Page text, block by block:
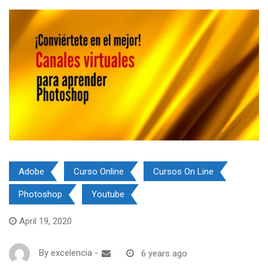
Adobe Curso Online Cursos On Line
Photoshop Youtube
April 19, 2020
By excelencia - 6 years ago